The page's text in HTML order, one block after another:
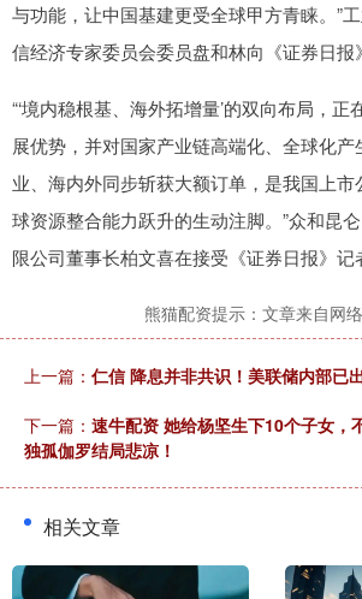
与功能，让中国基建更受全球甲方青睐。”
信经济专家委员会委员盘和林向《证券日报
“‘境内稳根基、海外拓增量’的双向布局，
展优势，并对国家产业链高端化、全球化
业、海内外同步斩获大额订单，是我国上
球资源整合能力跃升的生动注脚。”众和昆
限公司董事长柏文喜在接受《证券日报》记
熊猫配资提示：文章来自网
上一篇： 仁信 降息并非共识！美联储内部已
下一篇： 速牛配资 她给杨坚生下10个子女，
独孤伽罗结局悲凉！
相关文章